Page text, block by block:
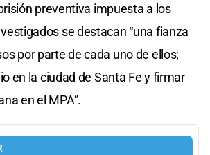
preventiva impuesta a los
se destacan “una fianza
por parte de cada uno de ellos;
en la ciudad de Santa Fe y firmar
en el MPA”.